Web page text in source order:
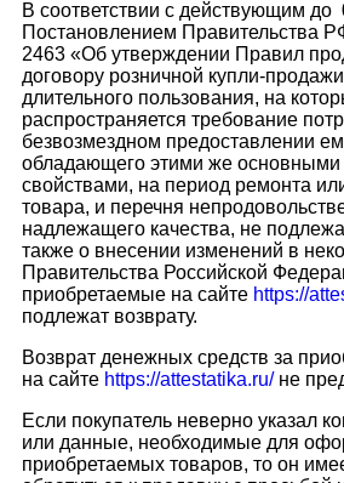
В соответствии с действующим до
Постановлением Правительства
2463 «Об утверждении Правил
договору розничной купли-
длительного пользования, на
распространяется требование
безвозмездном предоставлении
обладающего этими же основными
свойствами, на период ремонта
товара, и перечня
надлежащего качества, не
также о внесении изменений в
Правительства Российской
приобретаемые на сайте https://
подлежат возврату.
Возврат денежных средств за
на сайте https://attestatika.ru/не
Если покупатель неверно указал
или данные, необходимые для
приобретаемых товаров, то он